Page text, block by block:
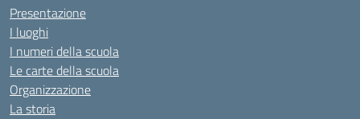
Presentazione
I luoghi
I numeri della scuola
Le carte della scuola
Organizzazione
La storia